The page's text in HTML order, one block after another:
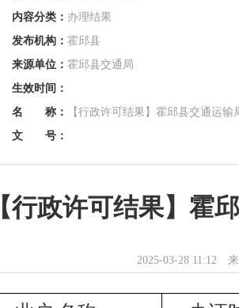
内容分类： 办理结果
发布机构： 霍邱县
来源单位： 霍邱县交通局
生效时间：
名 称：
【行政许可结果】霍邱县交通运
文 号：
【行政许可结果】霍
2025-03-28 11:12